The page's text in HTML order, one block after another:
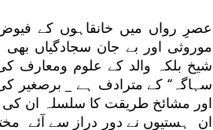
عصرِ رواں میں خانقاہوں کے
موروثی اور بے جان سجادگیاں بھی
شیخ بلکہ والد کے علوم ومعارف
سہاگہ‘‘ کے مترادف ہے _ برصغیر
اور مشائخ طریقت کا سلسلہ ان کی
ان ہستیوں نے دور دراز سے آئے